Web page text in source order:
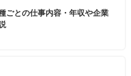
ごとの仕事内容・年収や企業